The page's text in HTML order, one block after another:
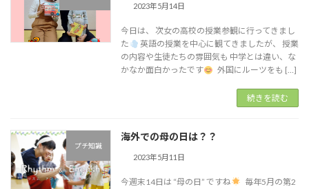
2023年5月14日
今日は、 次女の高校の授業参観に行ってきまし
た
英語の授業を中心に観てきましたが、 授業
の内容や生徒たちの雰囲気も 中学とは違い、な
かなか面白かったです
外国にルーツをも […]
続きを読む
プチ知識
海外での母の日は？？
2023年5月11日
今週末14日は “母の日” ですね
毎年5月の第2